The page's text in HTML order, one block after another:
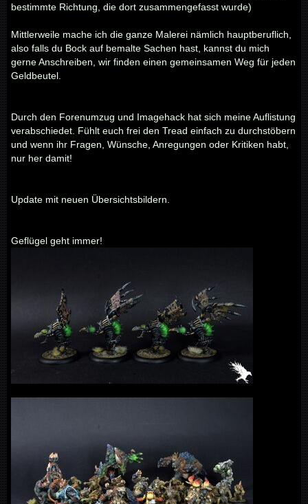
bestimmte Richtung, die dort zusammengefasst wurde)
Mittlerweile mache ich die ganze Malerei nämlich hauptberuflich,
also falls du Bock auf bemalte Sachen hast, kannst du mich
gerne Anschreiben, wir finden einen gemeinsamen Weg für jeden
Geldbeutel.
Durch den Forenumzug und Imagehack hat sich meine Auflistung
verabschiedet. Fühlt euch frei den Tread einfach zu durchstöbern
und wenn ihr Fragen, Wünsche, Anregungen oder Kritiken habt,
nur her damit!
Update mit neuen Übersichtsbildern.
Geflügel geht immer!